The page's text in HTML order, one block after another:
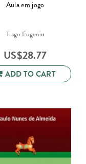
Aula em jogo
Tiago Eugenio
US$28.77
ADD TO CART